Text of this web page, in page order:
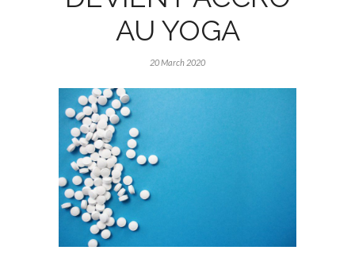
AU YOGA
20 March 2020